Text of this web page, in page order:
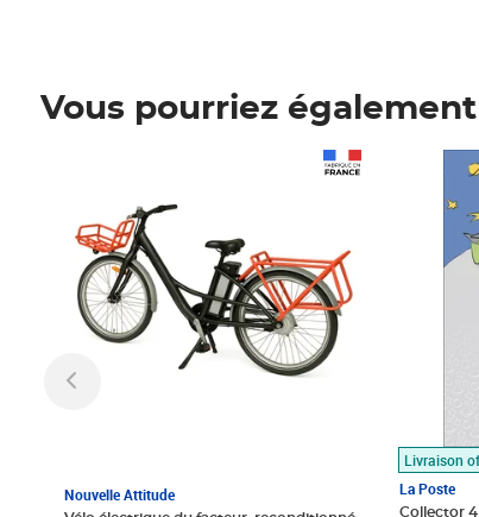
Vous pourriez
Nouvelle Attitude
Livraison
La Poste
Collector
Prix